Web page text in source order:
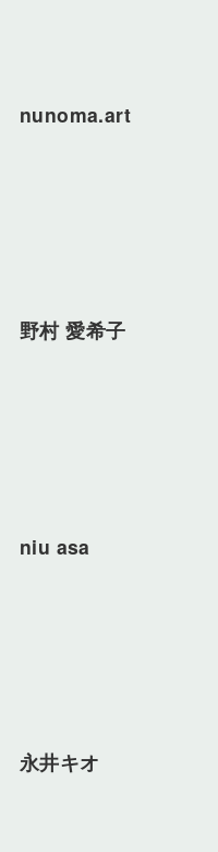
nunoma.art
野村 愛希子
niu asa
永井キオ